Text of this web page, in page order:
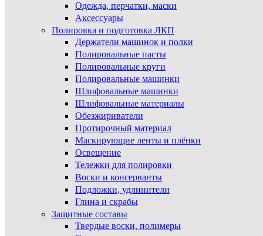
Одежда, перчатки, маски
Аксессуары
Полировка и подготовка ЛКП
Держатели машинок и полки
Полировальные пасты
Полировальные круги
Полировальные машинки
Шлифовальные машинки
Шлифовальные материалы
Обезжириватели
Протирочный материал
Маскирующие ленты и плёнки
Освещение
Тележки для полировки
Воски и консерванты
Подложки, удлинители
Глина и скрабы
Защитные составы
Твердые воски, полимеры